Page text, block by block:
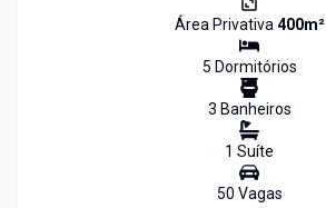
Área Privativa400m²
5 Dormitórios
3 Banheiros
1 Suíte
50 Vagas